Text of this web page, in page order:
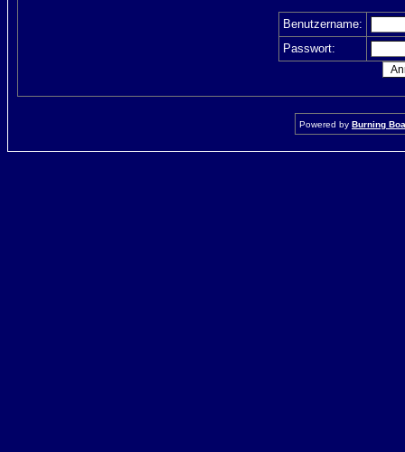
Benutzername:
Passwort:
Powered by Burning